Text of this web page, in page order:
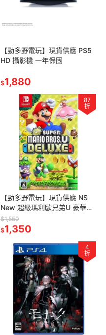
【勁多野電玩】現貨供應 PS5
HD 攝影機 一年保固
$1,880
87
折
【勁多野電玩】現貨供應 NS
New 超級瑪利歐兄弟U 豪華版
$1,550
$1,350
4
折